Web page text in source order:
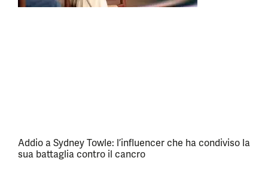
Addio a Sydney Towle: l’influencer che ha condiviso la
sua battaglia contro il cancro